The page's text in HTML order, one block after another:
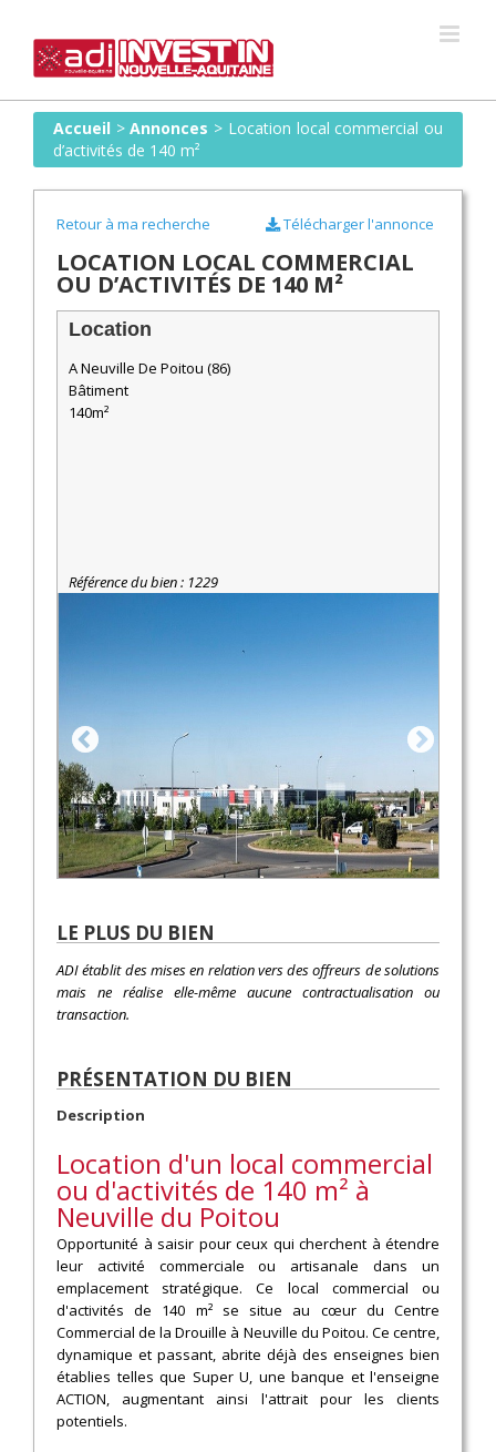
content
Accueil >Annonces > Location local commercial ou
d’activités de 140 m²
Retour à ma recherche
LOCATION LOCAL COMMERCIAL
OU D’ACTIVITÉS DE 140 M²
Télécharger l'annonce
Location
A Neuville De Poitou (86)
Bâtiment
140m²
Référence du bien : 1229
LE PLUS DU BIEN
ADI établit des mises en relation vers des offreurs de solutions
mais ne réalise elle-même aucune contractualisation ou
transaction.
PRÉSENTATION DU BIEN
Description
Location d'un local commercial
ou d'activités de 140 m² à
Neuville du Poitou
Opportunité à saisir pour ceux qui cherchent à étendre
leur activité commerciale ou artisanale dans un
emplacement stratégique. Ce local commercial ou
d'activités de 140 m² se situe au cœur du Centre
Commercial de la Drouille à Neuville du Poitou. Ce centre,
dynamique et passant, abrite déjà des enseignes bien
établies telles que Super U, une banque et l'enseigne
ACTION, augmentant ainsi l'attrait pour les clients
potentiels.